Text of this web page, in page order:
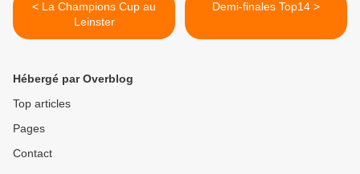
< La Champions Cup au
Leinster
Demi-finales Top14 >
Hébergé par Overblog
Top articles
Pages
Contact